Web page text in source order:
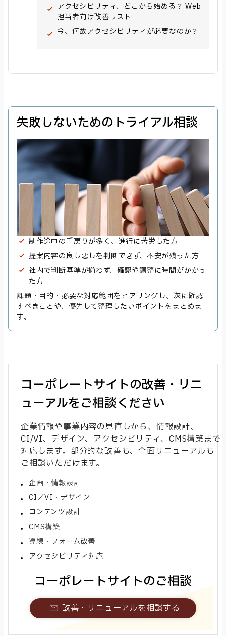
アクセシビリティ、どこから始める？ Web
担当者向け改善リスト
今、何故アクセシビリティが必要なのか？
失敗しないためのトライアル相談
制作途中の手戻りが多く、進行に苦労した方
提案内容の良し悪しを判断できず、不安が残った方
社内で判断基準が揃わず、確認や調整に時間がかかっ
た方
課題・目的・必要な対応範囲をヒアリングし、次に確認
すべきことや、優先して整理したいポイントをまとめま
す。
コーポレートサイトの改善・リニ
ューアルをご相談ください
企業情報や事業内容の見直しから、情報設計、
CI/VI、デザイン、アクセシビリティ、CMS構築まで
対応します。部分的な改善も、全面リニューアルも
ご相談いただけます。
企画・情報設計
CI／VI・デザイン
コンテンツ設計
CMS構築
導線・フォーム改善
アクセシビリティ対応
コーポレートサイトのご相談
改善・リニューアルを相談する